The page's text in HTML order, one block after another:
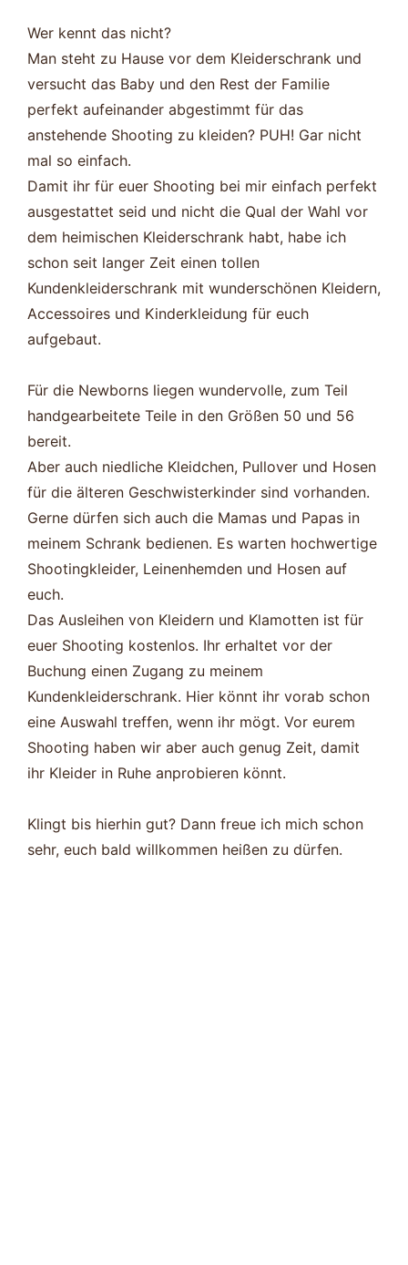
Wer kennt das nicht?
Man steht zu Hause vor dem Kleiderschrank und
versucht das Baby und den Rest der Familie
perfekt aufeinander abgestimmt für das
anstehende Shooting zu kleiden? PUH! Gar nicht
mal so einfach.
Damit ihr für euer Shooting bei mir einfach perfekt
ausgestattet seid und nicht die Qual der Wahl vor
dem heimischen Kleiderschrank habt, habe ich
schon seit langer Zeit einen tollen
Kundenkleiderschrank mit wunderschönen Kleidern,
Accessoires und Kinderkleidung für euch
aufgebaut.
Für die Newborns liegen wundervolle, zum Teil
handgearbeitete Teile in den Größen 50 und 56
bereit.
Aber auch niedliche Kleidchen, Pullover und Hosen
für die älteren Geschwisterkinder sind vorhanden.
Gerne dürfen sich auch die Mamas und Papas in
meinem Schrank bedienen. Es warten hochwertige
Shootingkleider, Leinenhemden und Hosen auf
euch.
Das Ausleihen von Kleidern und Klamotten ist für
euer Shooting kostenlos. Ihr erhaltet vor der
Buchung einen Zugang zu meinem
Kundenkleiderschrank. Hier könnt ihr vorab schon
eine Auswahl treffen, wenn ihr mögt. Vor eurem
Shooting haben wir aber auch genug Zeit, damit
ihr Kleider in Ruhe anprobieren könnt.
Klingt bis hierhin gut? Dann freue ich mich schon
sehr, euch bald willkommen heißen zu dürfen.